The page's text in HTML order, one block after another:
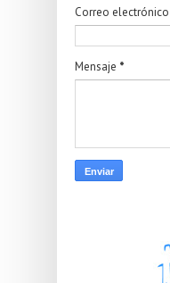
Correo electrónico
Mensaje *